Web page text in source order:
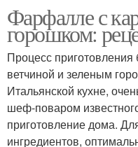
Фарфалле с
горошком:
Процесс
ветчиной и зеленым
Итальянской кухне,
шеф-поваром
приготовление дома.
ингредиентов,